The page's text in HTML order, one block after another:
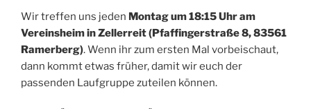
Wir treffen uns jeden Montag um 18:15 Uhr am
Vereinsheim in Zellerreit (Pfaffingerstraße 8, 83561
Ramerberg). Wenn ihr zum ersten Mal vorbeischaut,
dann kommt etwas früher, damit wir euch der
passenden Laufgruppe zuteilen können.